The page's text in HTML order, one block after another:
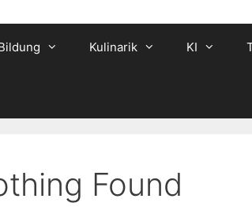
Kulinarik KI
Found